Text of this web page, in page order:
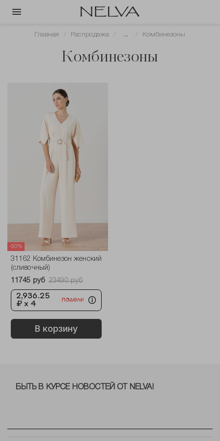
Главная Распродажа ... Комбинезоны
Комбинезоны
-50%
31162 Комбинезон женский
(сливочный)
11745 руб
23490 руб
2,936.25
₽ x 4
В корзину
БЫТЬ В КУРСЕ НОВОСТЕЙ ОТ NELVA!